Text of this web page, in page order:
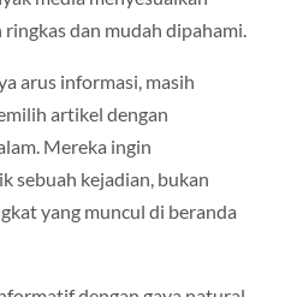
dan mudah dipahami.
arus informasi, masih
artikel dengan
Mereka ingin
sebuah kejadian, bukan
yang muncul di beranda